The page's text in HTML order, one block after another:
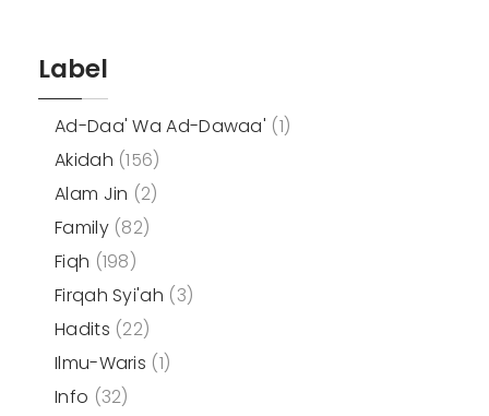
Label
Ad-Daa' Wa Ad-Dawaa' (1)
Akidah (156)
Alam Jin (2)
Family (82)
Fiqh (198)
Firqah Syi'ah (3)
Hadits (22)
Ilmu-Waris (1)
Info (32)